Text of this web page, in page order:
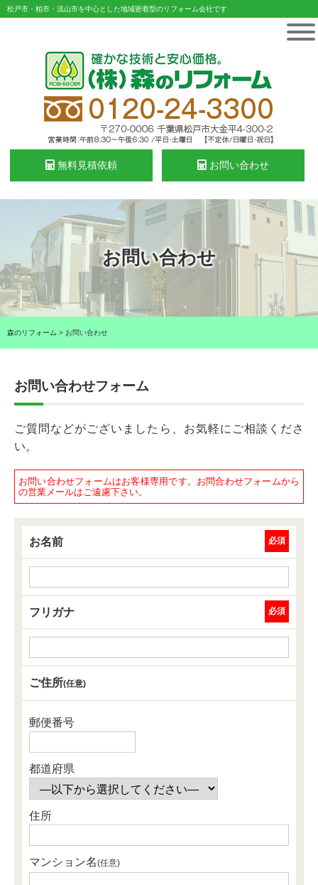
松戸市・柏市・流山市を中心とした地域密着型のリフォーム会社です
無料見積依頼 お問い合わせ
お問い合わせ
森のリフォーム > お問い合わせ
お問い合わせフォーム
ご質問などがございましたら、お気軽にご相談くださ
い。
お問い合わせフォームはお客様専用です。 お問合わせフォームから
の営業メールはご遠慮下さい。
お名前 必須
フリガナ 必須
ご住所(任意)
郵便番号
都道府県
住所
マンション名(任意)